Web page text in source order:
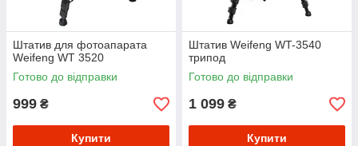
Штатив для фотоапарата
Weifeng WT 3520
Готово до відправки
999 ₴
Купити
Штатив Weifeng WT-3540
трипод
Готово до відправки
1 099 ₴
Купити